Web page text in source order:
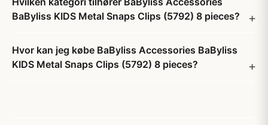
BaByliss KIDS Metal Snaps Clips (5792) 8 pieces?
Hvor kan jeg købe BaByliss Accessories BaByliss
KIDS Metal Snaps Clips (5792) 8 pieces?